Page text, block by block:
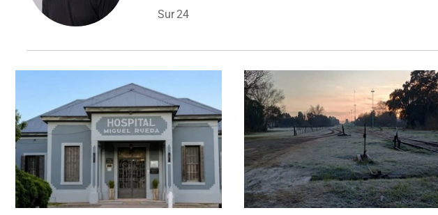
Sur 24